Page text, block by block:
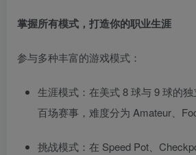
掌握所有模式，打造你的职业生涯
参与多种丰富的游戏模式：
生涯模式：在美式 8 球与 9 球的
百场赛事，难度分为 Amateur、
挑战模式：在 Speed Pot、